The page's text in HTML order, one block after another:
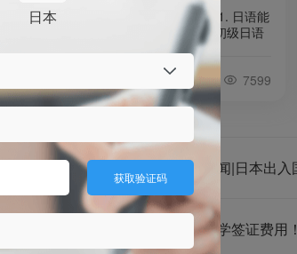
一、日本留学签证办理技巧 1. 日语能
力：赴日留学通常要求具备初级日语
水平，建议提前参加E.F级考试并取
得至少F级证书，以增强签证申请的
可靠性，降低拒签风险。 2. 就学理由
书：这是日本入国管理局了解学生留
学动机的关键文档，需重点阐述以下
内容： - 选择赴日留学的原因； - 在
日本的学习计划和目标； - 毕业后的
职业规划或进一步深造打算。
2024-04-28 7599
2024-03-28
日本留学签证费用！
日本
获取验证码